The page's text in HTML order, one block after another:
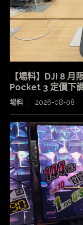
【場料】DJI 8 月
Pocket 3 定價下
場料 2026-08-08